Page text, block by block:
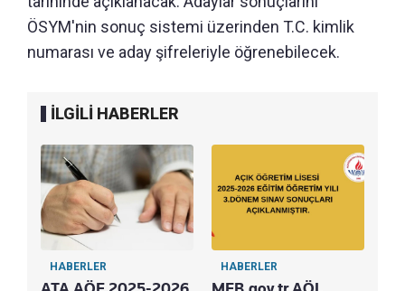
ÖSYM'nin sonuç sistemi üzerinden T.C. kimlik
numarası ve aday şifreleriyle öğrenebilecek.
İLGİLİ HABERLER
HABERLER HABERLER